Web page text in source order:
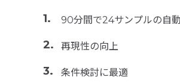
90分間で24サンプルの自
再現性の向上
条件検討に最適